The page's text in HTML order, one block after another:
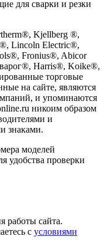
для сварки и резки
Kjellberg ®,
Lincoln Electric®,
Fronius®, Abicor
Harris®, Koike®,
торговые
на сайте, являются
и упоминаются
никоим образом
и
знаками.
моделей
удобства проверки
работы сайта.
с условиями